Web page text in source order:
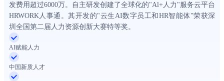
发费用超过6000万。自主研发创建了全球化的"Al+人力"服务云平台
HRWORK人事通。其开发的"云生AI数字员工和HR智能体"荣获深
圳全国第二届人力资源创新大赛特等奖。
AI赋能人力
中国新质人才